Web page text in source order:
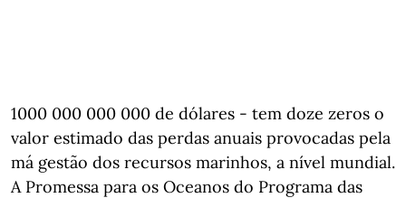
1000 000 000 000 de dólares - tem doze zeros o
valor estimado das perdas anuais provocadas pela
má gestão dos recursos marinhos, a nível mundial.
A Promessa para os Oceanos do Programa das